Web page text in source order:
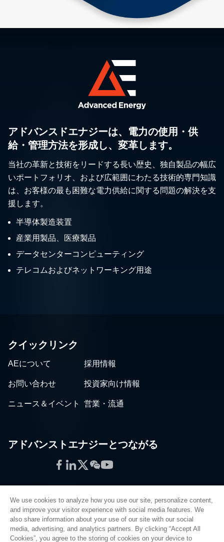
アドバンスドエナジーは、電力の使用・供
給・管理方法を形成し、変革します。
当社の革新と技術をリードする長い歴史、独自製品の幅広
いポートフォリオ、および広範囲にわたる技術的専門知識
は、お客様の最も困難な電力供給に関する問題の解決を支
援します。
半導体製造装置
産業用製品、医療製品
データセンターコンピューティング
テレコムおよびネットワーキング用途
クイックリンク
AEについて 採用情報
お問い合わせ 投資家向け情報
ニュース＆イベント 営業・流通
アドバンストエナジーとつながる
Facebook
LinkedIn
Twitter
WeChat
YouTube
プライバシーポリシー
We use cookies to analyze how you use our site, personalize content,
and improve your visitor experience with social media features. We
also share information about your use of our site with our social
media, advertising, and analytics partners. By clicking “Accept All
Cookies”, you agree to the storing of cookies on your device to